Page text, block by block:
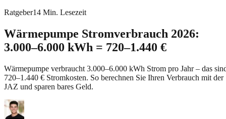
Ratgeber14 Min. Lesezeit
Wärmepumpe Stromverbrauch 2026:
3.000–6.000 kWh = 720–1.440 €
Wärmepumpe verbraucht 3.000–6.000 kWh Strom pro Jahr – das
720–1.440 € Stromkosten. So berechnen Sie Ihren Verbrauch mit der
JAZ und sparen bares Geld.